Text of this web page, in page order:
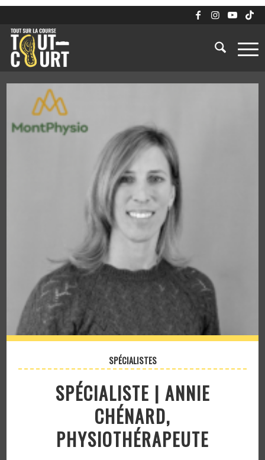
SPÉCIALISTES
SPÉCIALISTE | ANNIE
CHÉNARD,
PHYSIOTHÉRAPEUTE